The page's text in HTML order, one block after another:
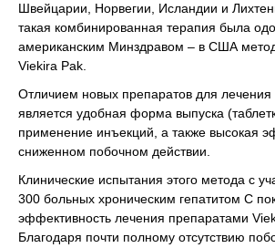
Швейцарии, Норвегии, Исландии и
такая комбинированная терапия была
американским Минздравом – в США
Viekira Pak.
Отличием новых препаратов для лечения
является удобная форма выпуска
применение инъекций, а также высокая
сниженном побочном действии.
Клинические испытания этого метода с
300 больных хроническим гепатитом С
эффективность лечения препаратами
Благодаря почти полному отсутствию